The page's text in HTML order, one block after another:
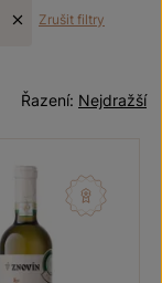
Zrušit filtry
Nejdražší
Řazení: